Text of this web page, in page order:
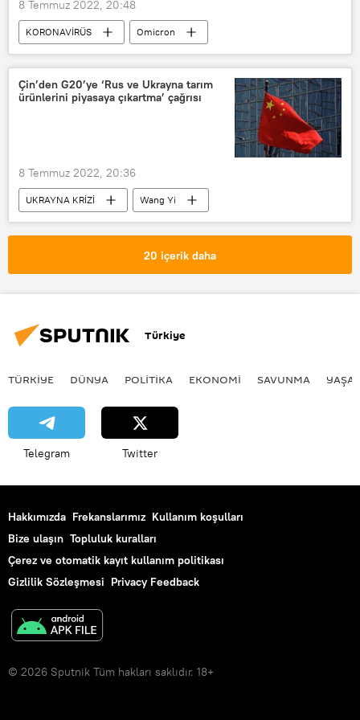
8 Temmuz 2022, 20:48
KORONAVİRÜS
Omicron
Koronavirüs
Türkiye’de Kovid-19 salgını
Kovid-19
Fahrettin Koca
Çin’den G20’ye ‘Rus ve Ukrayna tarım
ürünlerini piyasaya çıkartma’ çağrısı
8 Temmuz 2022, 20:36
UKRAYNA KRİZİ
Wang Yi
Rusya
Belarus
Ukrayna
20 içerik daha
Türkiye
TÜRKIYE DÜNYA POLİTİKA EKONOMİ SAVUNMA
Telegram Twitter
Hakkımızda Frekanslarımız Kullanım koşulları
Bize ulaşın Topluluk kuralları
Çerez ve otomatik kayıt kullanım politikası
Gizlilik Sözleşmesi Privacy Feedback
© 2026 Sputnik Tüm hakları saklıdır. 18+